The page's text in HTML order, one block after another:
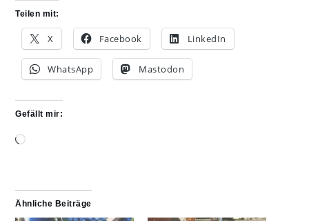
Teilen mit:
X Facebook LinkedIn
WhatsApp Mastodon
Gefällt mir:
Wird
Ähnliche Beiträge